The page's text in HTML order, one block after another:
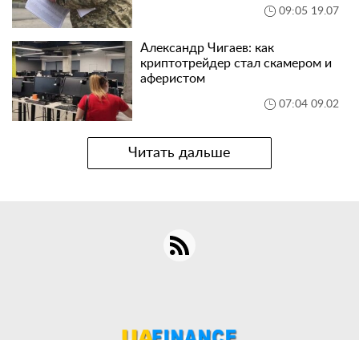
09:05 19.07
Александр Чигаев: как
криптотрейдер стал скамером и
аферистом
07:04 09.02
Читать дальше